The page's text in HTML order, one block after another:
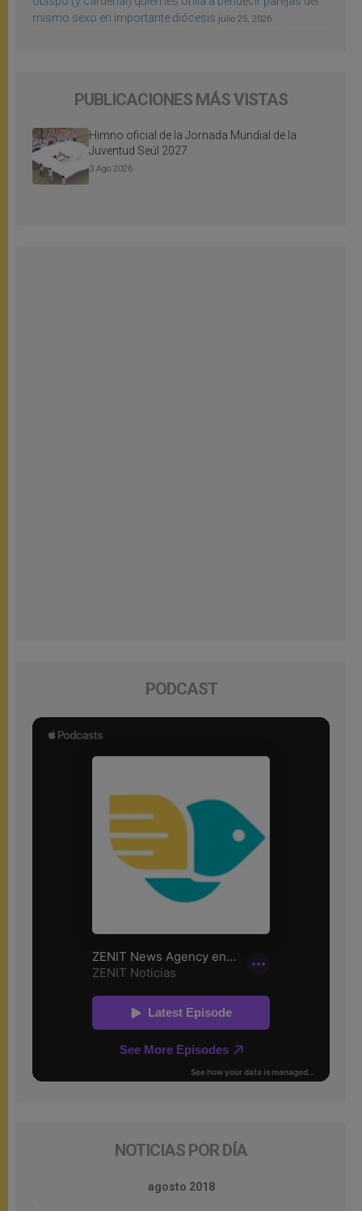
mismo sexo en importante diócesis julio 25, 2026
PUBLICACIONES MÁS VISTAS
Himno oficial de la Jornada Mundial de la
Juventud Seúl 2027
3 Ago 2026
PODCAST
NOTICIAS POR DÍA
agosto 2018